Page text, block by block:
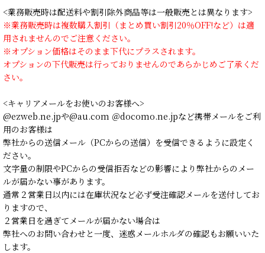
<業務販売時は配送料や割引除外商品等は一般販売とは異なります>
※業務販売時は複数購入割引（まとめ買い割引20％OFF!など）は適
用されませんのでご注意ください。
※オプション価格はそのまま下代にプラスされます。
オプションの下代販売は行っておりませんのであらかじめご了承くだ
さい。
<キャリアメールをお使いのお客様へ>
@ezweb.ne.jpや@au.com ＠docomo.ne.jpなど携帯メールをご利
用のお客様は
弊社からの送信メール（PCからの送信）を受信できるように設定く
ださい。
文字量の制限やPCからの受信拒否などの影響により弊社からのメー
ルが届かない事があります。
通常２営業日以内には在庫状況など必ず受注確認メールを送付してお
りますので、
２営業日を過ぎてメールが届かない場合は
弊社へのお問い合わせと一度、迷惑メールホルダの確認もお願いいた
します。